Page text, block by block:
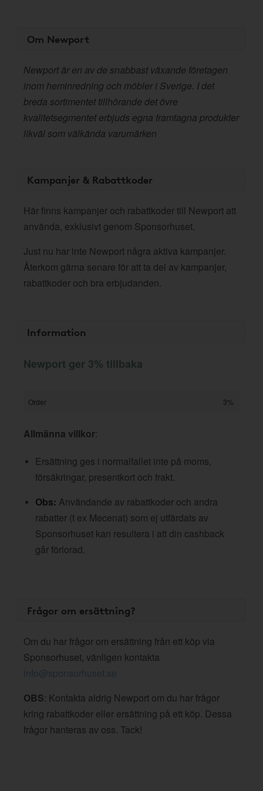
Om Newport
​Newport är en av de snabbast växande företagen
inom heminredning och möbler i Sverige. I det
breda sortimentet tillhörande det övre
kvalitetsegmentet erbjuds egna framtagna produkter
likväl som välkända varumärken
Kampanjer & Rabattkoder
Här finns kampanjer och rabattkoder till Newport att
använda, exklusivt genom Sponsorhuset.
Just nu har inte Newport några aktiva kampanjer.
Återkom gärna senare för att ta del av kampanjer,
rabattkoder och bra erbjudanden.
Information
Newport ger 3% tillbaka
Order 3%
Allmänna villkor:
Ersättning ges i normalfallet inte på moms,
försäkringar, presentkort och frakt.
Obs: Användande av rabattkoder och andra
rabatter (t ex Mecenat) som ej utfärdats av
Sponsorhuset kan resultera i att din cashback
går förlorad.
Frågor om ersättning?
Om du har frågor om ersättning från ett köp via
Sponsorhuset, vänligen kontakta
info@sponsorhuset.se
OBS: Kontakta aldrig Newport om du har frågor
kring rabattkoder eller ersättning på ett köp. Dessa
frågor hanteras av oss. Tack!